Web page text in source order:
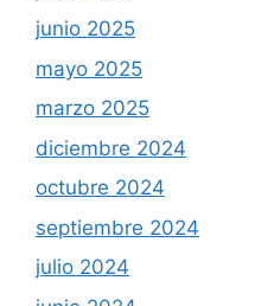
junio 2025
mayo 2025
marzo 2025
diciembre 2024
octubre 2024
septiembre 2024
julio 2024